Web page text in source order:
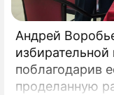
Андрей
поблагодарив
проделанную